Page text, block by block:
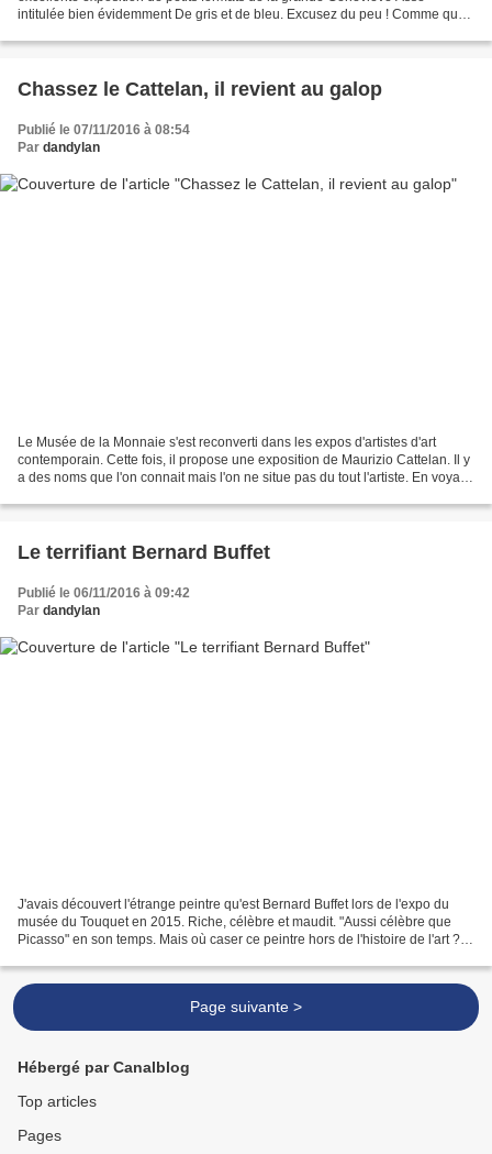
intitulée bien évidemment De gris et de bleu. Excusez du peu ! Comme quoi,
Chassez le Cattelan, il revient au galop
Publié le 07/11/2016 à 08:54
Par dandylan
Le Musée de la Monnaie s'est reconverti dans les expos d'artistes d'art
contemporain. Cette fois, il propose une exposition de Maurizio Cattelan. Il y
a des noms que l'on connait mais l'on ne situe pas du tout l'artiste. En voyant
Le terrifiant Bernard Buffet
Publié le 06/11/2016 à 09:42
Par dandylan
J'avais découvert l'étrange peintre qu'est Bernard Buffet lors de l'expo du
musée du Touquet en 2015. Riche, célèbre et maudit. "Aussi célèbre que
Picasso" en son temps. Mais où caser ce peintre hors de l'histoire de l'art ? Il
Page suivante >
Hébergé par Canalblog
Top articles
Pages